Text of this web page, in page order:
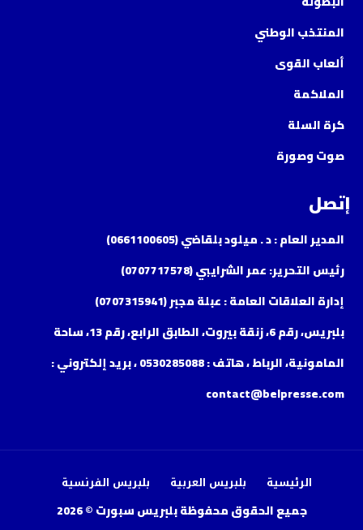
المنتخب الوطني
ألعاب القوى
الملاكمة
كرة السلة
صوت وصورة
إتصل
المدير العام : د . ميلود بلقاضي (0661100605)
رئيس التحرير: عمر الشرايبي (0707717578)
إدارة العلاقات العامة : عبلة مجبر (0707315941)
بلبريس، رقم 6، زنقة بيروت، الطابق الرابع، رقم 13، ساحة
المامونية، الرباط ، هاتف : 0530285088 ، بريد إلكتروني :
contact@belpresse.com
الرئيسية بلبريس العربية بلبريس الفرنسية
جميع الحقوق محفوظة بلبريس سبورت © 2026